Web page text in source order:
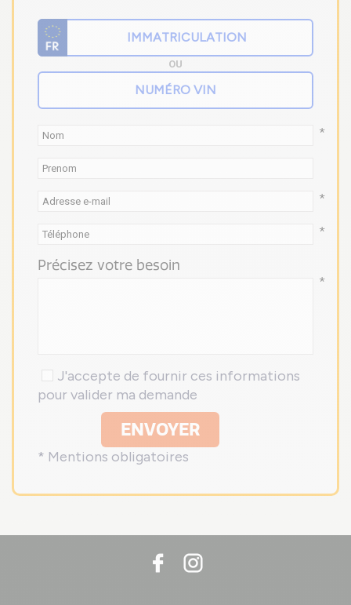
OU
*
*
*
Précisez votre besoin
*
J'accepte de fournir ces informations
pour valider ma demande
ENVOYER
* Mentions obligatoires